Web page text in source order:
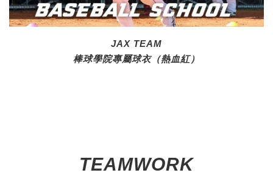
JAX TEAM
棒球學院專屬球衣（熱血紅）
TEAMWORK